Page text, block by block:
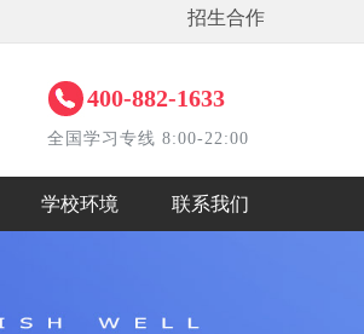
招生合作
400-882-1633
全国学习专线 8:00-22:00
学校环境 联系我们